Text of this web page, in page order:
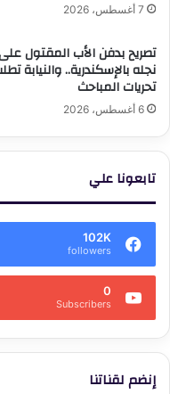
7 أغسطس، 2026
تصريح بدفن الأب المقتول
نجله بالإسكندرية.. والنيابة
تحريات المباحث
6 أغسطس، 2026
تابعونا علي
102K
followers
0
Subscribers
إنضم لقناتنا